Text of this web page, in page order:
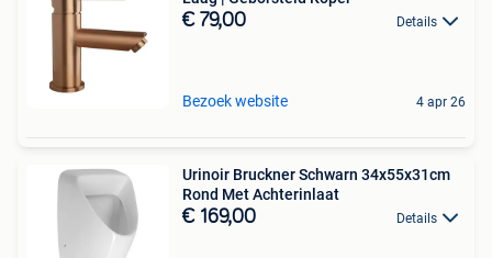
€ 79,00 Details
Bezoek website 4 apr 26
Urinoir Bruckner Schwarn 34x55x31cm
Rond Met Achterinlaat
€ 169,00 Details